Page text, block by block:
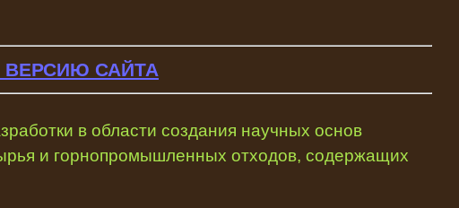
САЙТА
в области создания научных основ
и горнопромышленных отходов, содержащих